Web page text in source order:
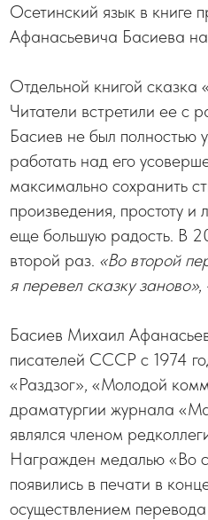
Осетинский язык в книге
Афанасьевича Басиева на
Отдельной книгой сказка
Читатели встретили ее с
Басиев не был полностью
работать над его
максимально сохранить
произведения, простоту и
еще большую радость. В
второй раз. «Во второй
я перевел сказку заново»,
Басиев Михаил
писателей СССР с 1974
«Раздзог», «Молодой
драматургии журнала
являлся членом
Награжден медалью «Во
появились в печати в
осуществлением